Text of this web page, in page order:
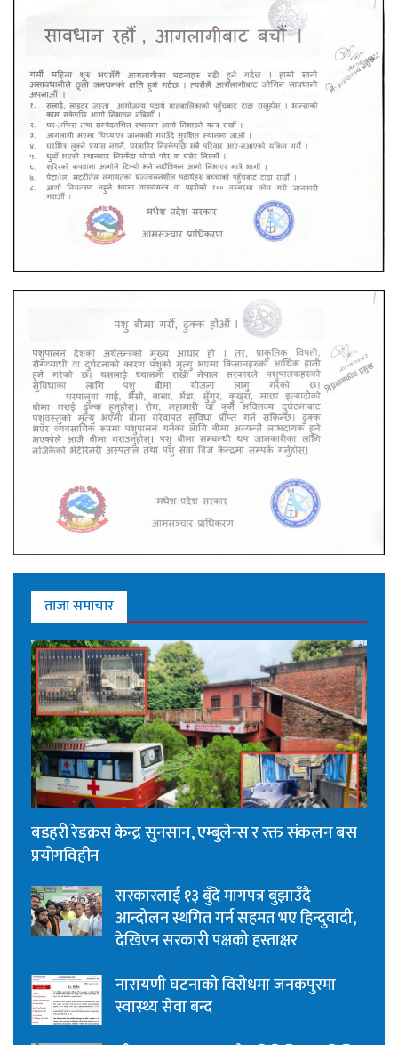
ताजा समाचार
बडहरी रेडक्रस केन्द्र सुनसान, एम्बुलेन्स र रक्त संकलन बस
प्रयोगविहीन
सरकारलाई १३ बुँदे मागपत्र बुझाउँदै
आन्दोलन स्थगित गर्न सहमत भए हिन्दुवादी,
देखिएन सरकारी पक्षको हस्ताक्षर
नारायणी घटनाको विरोधमा जनकपुरमा
स्वास्थ्य सेवा बन्द